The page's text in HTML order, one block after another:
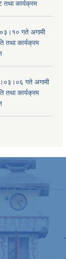
कार्यक्रम
गते अगामी
कार्यक्रम
गते अगामी
कार्यक्रम